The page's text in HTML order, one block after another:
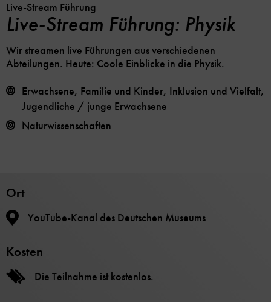
Live-Stream Führung
Live-Stream Führung: Physik
Wir streamen live Führungen aus verschiedenen
Abteilungen. Heute: Coole Einblicke in die Physik.
Erwachsene, Familie und Kinder, Inklusion und Vielfalt,
Jugendliche / junge Erwachsene
Naturwissenschaften
Ort
YouTube-Kanal des Deutschen Museums
Kosten
Die Teilnahme ist kostenlos.